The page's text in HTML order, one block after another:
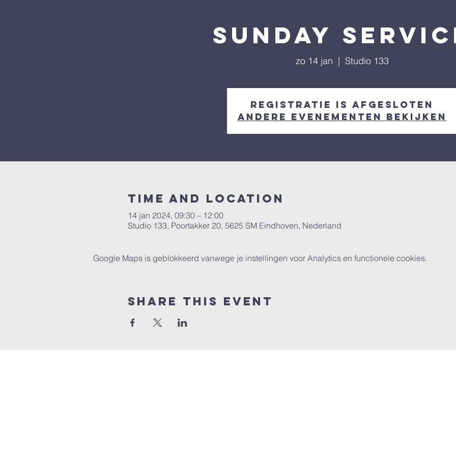
Sunday
zo 14 jan
  |
Studio 133
Registratie is afgesloten
Andere evenementen bekijken
Time and Location
14 jan 2024, 09:30 – 12:00
Studio 133, Poortakker 20, 5625 SM Eindhoven, Nederland
Google Maps is geblokkeerd vanwege je instellingen voor Analytics en functionele cookies.
Share this event